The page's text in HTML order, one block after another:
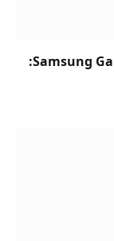
Samsung Galaxy Z Fold 8 Ultra vs Galaxy Z Fold 7: